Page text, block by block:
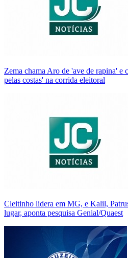
Zema chama Aro de 'ave de rapina' e
pelas costas' na corrida eleitoral
Cleitinho lidera em MG, e Kalil,
lugar, aponta pesquisa Genial/Quaest